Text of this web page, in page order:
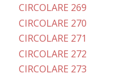
CIRCOLARE 269
CIRCOLARE 270
CIRCOLARE 271
CIRCOLARE 272
CIRCOLARE 273